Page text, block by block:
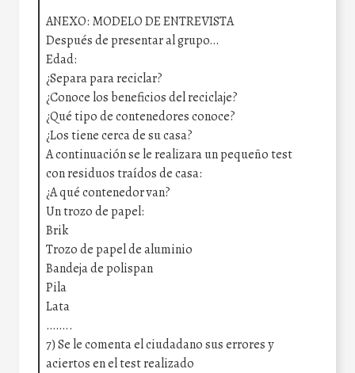
ANEXO: MODELO DE ENTREVISTA
Después de presentar al grupo…
Edad:
¿Separa para reciclar?
¿Conoce los beneficios del reciclaje?
¿Qué tipo de contenedores conoce?
¿Los tiene cerca de su casa?
A continuación se le realizara un pequeño test
con residuos traídos de casa:
¿A qué contenedor van?
Un trozo de papel:
Brik
Trozo de papel de aluminio
Bandeja de polispan
Pila
Lata
……..
7) Se le comenta el ciudadano sus errores y
aciertos en el test realizado